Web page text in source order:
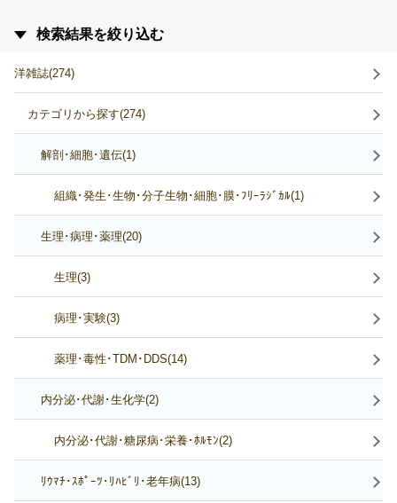
検索結果を絞り込む
洋雑誌(274)
カテゴリから探す(274)
解剖･細胞･遺伝(1)
組織･発生･生物･分子生物･細胞･膜･ﾌﾘｰﾗｼﾞｶﾙ(1)
生理･病理･薬理(20)
生理(3)
病理･実験(3)
薬理･毒性･TDM･DDS(14)
内分泌･代謝･生化学(2)
内分泌･代謝･糖尿病･栄養･ﾎﾙﾓﾝ(2)
ﾘｳﾏﾁ･ｽﾎﾟｰﾂ･ﾘﾊﾋﾞﾘ･老年病(13)